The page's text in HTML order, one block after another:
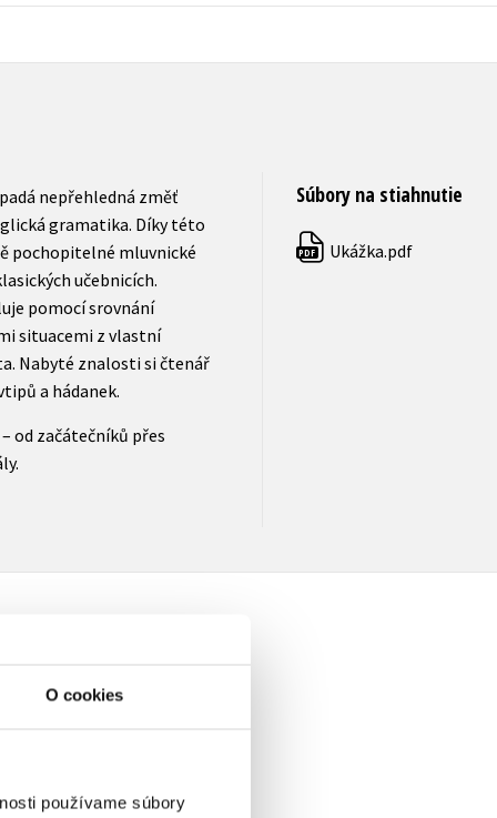
O cookies
používame súbory
nepřehledná změť
gramatika. Díky této
pochopitelné mluvnické
učebnicích.
pomocí srovnání
situacemi z vlastní
Nabyté znalosti si čtenář
a hádanek.
od začátečníků přes
Súbory na stiahnutie
PDF Ukážka.pdf